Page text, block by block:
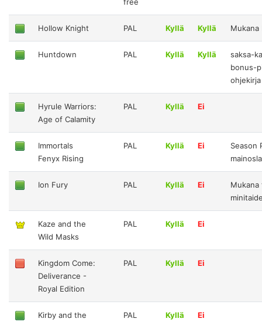
Hollow Knight PAL Kyllä Kyllä Mukana
Huntdown PAL Kyllä Kyllä
saksa-
bonus-
ohjekirja
Hyrule Warriors:
Age of Calamity
PAL Kyllä Ei
Immortals
Fenyx Rising
PAL Kyllä Ei
Season
Ion Fury PAL Kyllä Ei
Mukana
Kaze and the
Wild Masks
PAL Kyllä Ei
Kingdom Come:
Deliverance -
Royal Edition
PAL Kyllä Ei
Kirby and the
PAL Kyllä Ei